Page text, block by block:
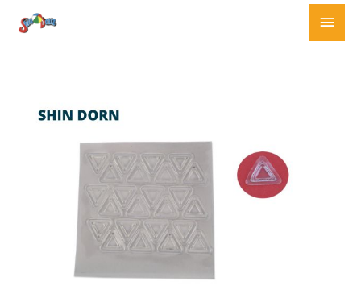
主
要